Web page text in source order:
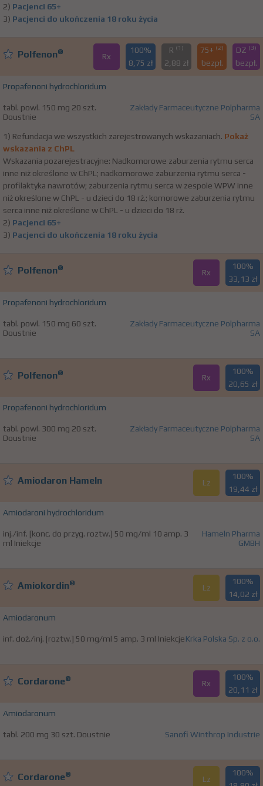
2) Pacjenci 65+
3) Pacjenci do ukończenia 18 roku życia
Polfenon® Rx
100%
8,75 zł
R (1)
2,88 zł
75+ (2)
bezpł.
DZ (3)
bezpł.
Propafenoni hydrochloridum
tabl. powl. 150 mg 20 szt.
Doustnie
Zakłady Farmaceutyczne Polpharma
SA
1) Refundacja we wszystkich zarejestrowanych wskazaniach. Pokaż
wskazania z ChPL
Wskazania pozarejestracyjne: Nadkomorowe zaburzenia rytmu serca
inne niż określone w ChPL; nadkomorowe zaburzenia rytmu serca -
profilaktyka nawrotów; zaburzenia rytmu serca w zespole WPW inne
niż określone w ChPL - u dzieci do 18 rż.; komorowe zaburzenia rytmu
serca inne niż określone w ChPL - u dzieci do 18 rż.
2) Pacjenci 65+
3) Pacjenci do ukończenia 18 roku życia
Polfenon® Rx
100%
33,13 zł
Propafenoni hydrochloridum
tabl. powl. 150 mg 60 szt.
Doustnie
Zakłady Farmaceutyczne Polpharma
SA
Polfenon® Rx
100%
20,65 zł
Propafenoni hydrochloridum
tabl. powl. 300 mg 20 szt.
Doustnie
Zakłady Farmaceutyczne Polpharma
SA
Amiodaron Hameln Lz
100%
19,44 zł
Amiodaroni hydrochloridum
inj./inf. [konc. do przyg. roztw.] 50 mg/ml 10 amp. 3
ml Iniekcje
Hameln Pharma
GMBH
Amiokordin® Lz
100%
14,02 zł
Amiodaronum
inf. doż./inj. [roztw.] 50 mg/ml 5 amp. 3 ml IniekcjeKrka Polska Sp. z o.o.
Cordarone® Rx
100%
20,11 zł
Amiodaronum
tabl. 200 mg 30 szt. Doustnie Sanofi Winthrop Industrie
Cordarone® Lz
100%